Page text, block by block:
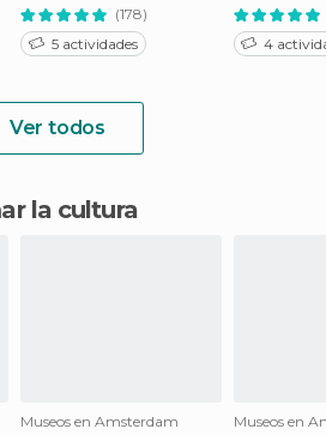
(178)
5 actividades
4
Ver todos
la cultura
Museos en Amsterdam
Museos en